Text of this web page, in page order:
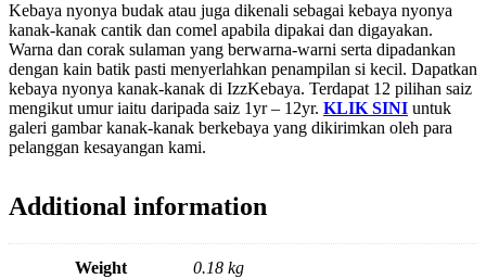
Kebaya nyonya budak atau juga dikenali sebagai kebaya nyonya
kanak-kanak cantik dan comel apabila dipakai dan digayakan.
Warna dan corak sulaman yang berwarna-warni serta dipadankan
dengan kain batik pasti menyerlahkan penampilan si kecil. Dapatkan
kebaya nyonya kanak-kanak di IzzKebaya. Terdapat 12 pilihan saiz
mengikut umur iaitu daripada saiz 1yr – 12yr. KLIK SINI untuk
galeri gambar kanak-kanak berkebaya yang dikirimkan oleh para
pelanggan kesayangan kami.
Additional information
Weight 0.18 kg